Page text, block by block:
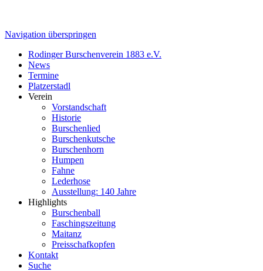
Navigation überspringen
Rodinger Burschenverein 1883 e.V.
News
Termine
Platzerstadl
Verein
Vorstandschaft
Historie
Burschenlied
Burschenkutsche
Burschenhorn
Humpen
Fahne
Lederhose
Ausstellung: 140 Jahre
Highlights
Burschenball
Faschingszeitung
Maitanz
Preisschafkopfen
Kontakt
Suche